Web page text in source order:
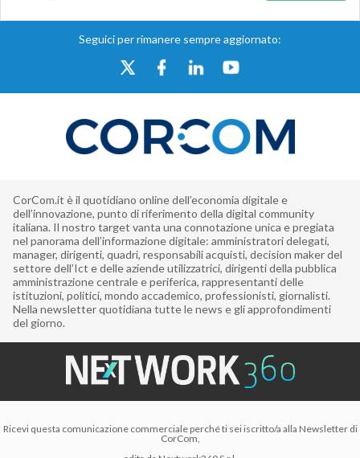
Seguici per rimanere sempre aggiornato:
CorCom.it è il quotidiano online dell’economia digitale e
dell’innovazione, punto di riferimento della digital community
italiana. Il nostro target vanta una connotazione unica e pregiata
nel panorama dell’informazione digitale: amministratori delegati,
manager, dirigenti, quadri, responsabili acquisti, decision maker del
settore dell’Ict e delle aziende utilizzatrici, dirigenti della pubblica
amministrazione centrale e periferica, rappresentanti delle
istituzioni, politici, mondo accademico, professionisti, giornalisti.
Nella newsletter quotidiana tutte le news e gli approfondimenti
del giorno.
Ricevi questa comunicazione commerciale perché ti sei iscritto/a alla Newsletter di
CorCom,